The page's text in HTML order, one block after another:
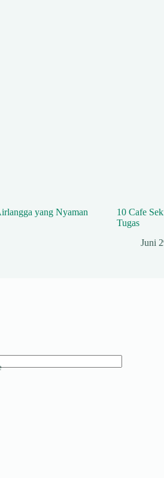
yang Nyaman
10 Cafe
Tugas
Juni